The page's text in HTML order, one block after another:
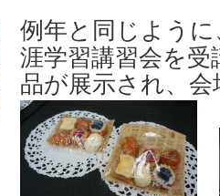
例年と同じよう
涯学習講習会を
品が展示され、